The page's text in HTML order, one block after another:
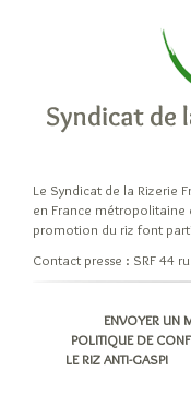
Le Syndicat de la Rizerie
en France métropolitaine
promotion du riz font
Contact presse : SRF 44
ENVOYER UN
POLITIQUE DE
LE RIZ ANTI-GASPI